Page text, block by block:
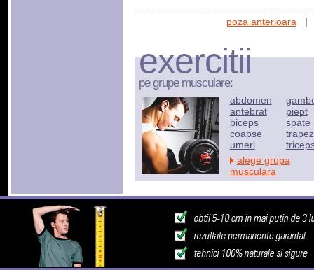
poza anterioara
exercitii
pe grupe musculare:
abdomen
antebrat
biceps
coapse
umeri
piept
spate
trapez
alege grupa
musculara